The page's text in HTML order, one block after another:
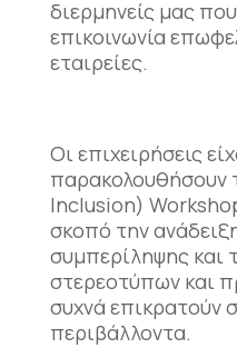
διερμηνείς μας
επικοινωνία
εταιρείες.
Οι επιχειρήσεις
παρακολουθήσουν
Inclusion)
σκοπό την
συμπερίληψης και
στερεοτύπων και
συχνά επικρατούν
περιβάλλοντα.